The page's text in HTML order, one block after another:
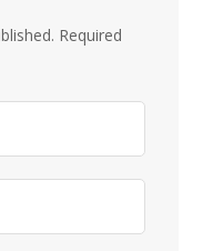
Required